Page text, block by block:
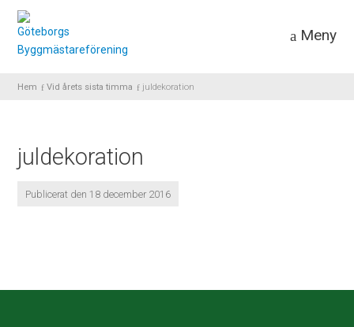
Meny
Hem Vid årets sista timma juldekoration
juldekoration
Publicerat den 18 december 2016